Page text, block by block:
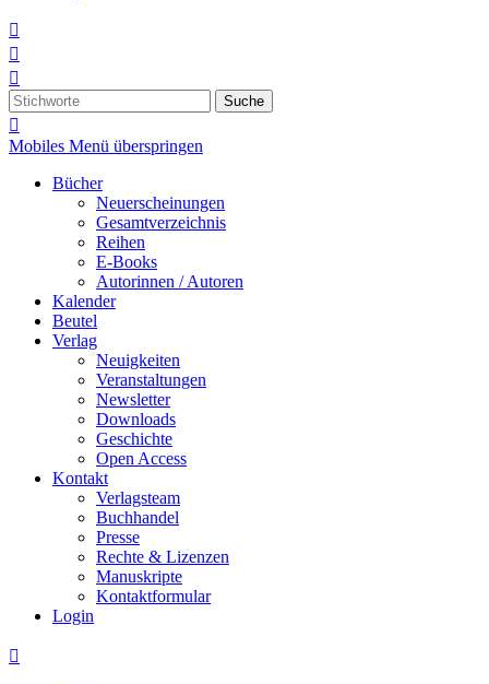



Suche

Mobiles Menü überspringen
Bücher
Neuerscheinungen
Gesamtverzeichnis
Reihen
E-Books
Autorinnen / Autoren
Kalender
Beutel
Verlag
Neuigkeiten
Veranstaltungen
Newsletter
Downloads
Geschichte
Open Access
Kontakt
Verlagsteam
Buchhandel
Presse
Rechte & Lizenzen
Manuskripte
Kontaktformular
Login
